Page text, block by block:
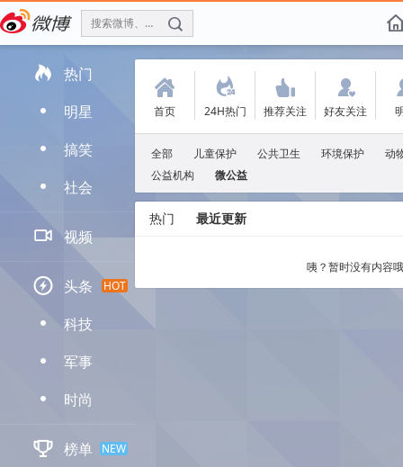
搜索微博、找人 f
 热门
D 明星
D 搞笑
D 社会
 视频
 头条 HOT
D 科技
D 军事
D 时尚
 榜单 NEW
(
首页
.
24H热门
'
推荐关注
:
好友关注
全部 儿童保护 公共卫生 环境保护
动
公益机构
微公益
热门 最近更新
咦？暂时没有内容